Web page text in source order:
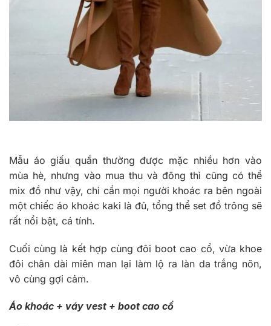
Mẫu áo giấu quần thường được mặc nhiều hơn vào
mùa hè, nhưng vào mua thu và đông thì cũng có thể
mix đồ như vậy, chỉ cần mọi người khoác ra bên ngoài
một chiếc áo khoác kaki là đủ, tổng thể set đồ trông sẽ
rất nổi bật, cá tính.
Cuối cùng là kết hợp cùng đôi boot cao cổ, vừa khoe
đôi chân dài miên man lại làm lộ ra làn da trắng nõn,
vô cùng gợi cảm.
Áo khoác + váy vest + boot cao cổ